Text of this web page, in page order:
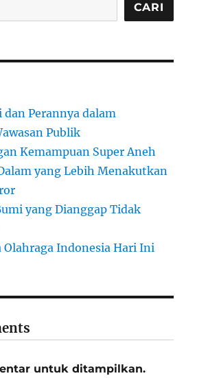
CARI
Perannya dalam
Publik
Kemampuan Super Aneh
yang Lebih Menakutkan
yang Dianggap Tidak
Olahraga Indonesia Hari Ini
untuk ditampilkan.